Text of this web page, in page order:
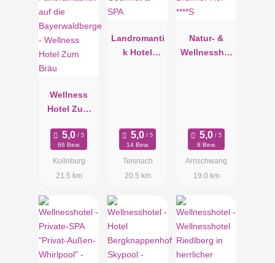
Wellness
Hotel Zum
66 Bew.
Kollnburg
21.5 km
Landromanti
k Hotel
14 Bew.
Teisnach
20.5 km
Natur- &
Wellnesshot
8 Bew.
Arnschwang
19.0 km